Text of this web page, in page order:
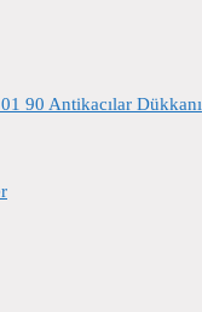
90 Antikacılar Dükkanı